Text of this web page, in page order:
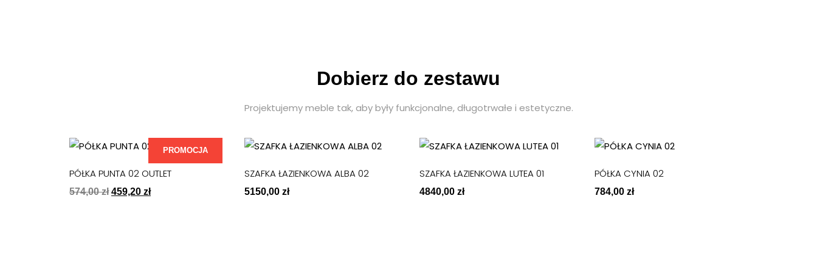
Katalogi
Kontakt
OUTLET
Dobierz do zestawu
Projektujemy meble tak, aby były funkcjonalne, długotrwałe i estetyczne.
PROMOCJA
PÓŁKA PUNTA 02 OUTLET
574,00zł 459,20 zł
SZAFKA ŁAZIENKOWA ALBA 02
5150,00 zł
SZAFKA ŁAZIENKOWA LUTEA 01
4840,00 zł
PÓŁKA CYNIA 02
784,00 zł